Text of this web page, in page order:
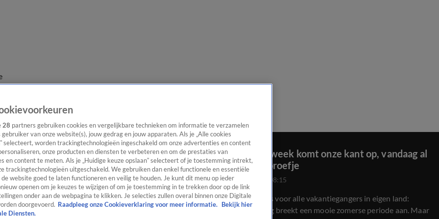
Zomerse week komt onze kant op, vandaag al
een voorproefje
24 juli 2024, 08:15
Goed nieuws voor alle vakantiegangers in eigen land:
vanaf zondag breekt een mooie zomerse periode aan. Maar
28 partners gebruiken cookies en vergelijkbare technieken om informatie te verzamelen
gebruiker van onze website(s), jouw gedrag en jouw apparaten. Als je „Alle cookies
selecteert, worden trackingtechnologieën ingeschakeld om onze advertenties en content
onze producten en diensten te verbeteren en om de prestaties van
en content te meten. Als je „Huidige keuze opslaan” selecteert of je toestemming intrekt,
trackingtechnologieën uitgeschakeld. We gebruiken dan enkel functionele en essentiële
de website goed te laten functioneren en veilig te houden. Je kunt dit menu op ieder
openen om je keuzes te wijzigen of om je toestemming in te trekken door op de link
onder aan de webpagina te klikken. Je selecties zullen overal binnen onze Digitale
doorgevoerd. Raadpleeg onze Cookieverklaring voor meer informatie. Bekijk hier
Diensten.